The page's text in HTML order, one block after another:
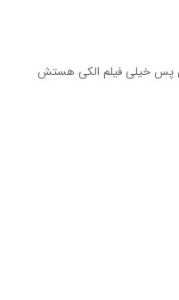
پس خیلی فیلم الکی هستش